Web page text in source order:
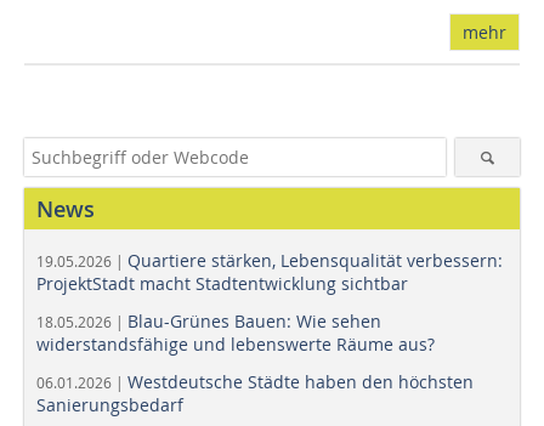
mehr
News
19.05.2026 | Quartiere stärken, Lebensqualität verbessern:
ProjektStadt macht Stadtentwicklung sichtbar
18.05.2026 | Blau-Grünes Bauen: Wie sehen
widerstandsfähige und lebenswerte Räume aus?
06.01.2026 | Westdeutsche Städte haben den höchsten
Sanierungsbedarf